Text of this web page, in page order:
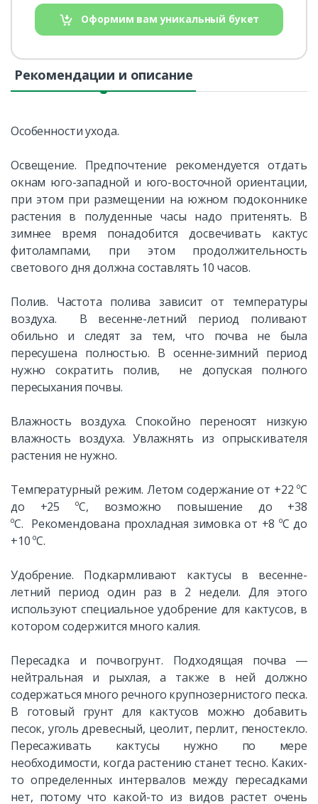
Оформим вам уникальный букет
Рекомендации и описание
Особенности ухода.
Освещение. Предпочтение рекомендуется отдать
окнам юго-западной и юго-восточной ориентации,
при этом при размещении на южном подоконнике
растения в полуденные часы надо притенять. В
зимнее время понадобится досвечивать кактус
фитолампами, при этом продолжительность
светового дня должна составлять 10 часов.
Полив. Частота полива зависит от температуры
воздуха. В весенне-летний период поливают
обильно и следят за тем, что почва не была
пересушена полностью. В осенне-зимний период
нужно сократить полив, не допуская полного
пересыхания почвы.
Влажность воздуха. Спокойно переносят низкую
влажность воздуха. Увлажнять из опрыскивателя
растения не нужно.
Температурный режим. Летом содержание от +22 ºС
до +25 ºС, возможно повышение до +38
ºС. Рекомендована прохладная зимовка от +8 ºС до
+10 ºС.
Удобрение. Подкармливают кактусы в весенне-
летний период один раз в 2 недели. Для этого
используют специальное удобрение для кактусов, в
котором содержится много калия.
Пересадка и почвогрунт. Подходящая почва ―
нейтральная и рыхлая, а также в ней должно
содержаться много речного крупнозернистого песка.
В готовый грунт для кактусов можно добавить
песок, уголь древесный, цеолит, перлит, пеностекло.
Пересаживать кактусы нужно по мере
необходимости, когда растению станет тесно. Каких-
то определенных интервалов между пересадками
нет, потому что какой-то из видов растет очень